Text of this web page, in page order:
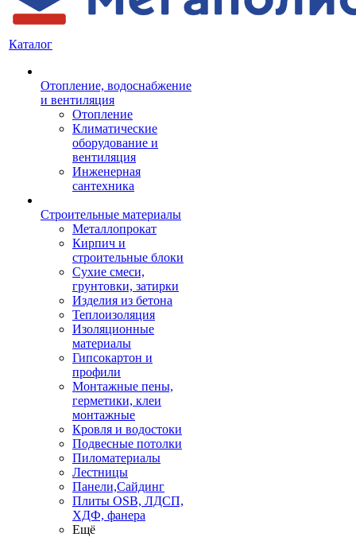
Каталог
Отопление, водоснабжение
и вентиляция
Отопление
Климатические
оборудование и
вентиляция
Инженерная
сантехника
Строительные материалы
Металлопрокат
Кирпич и
строительные блоки
Сухие смеси,
грунтовки, затирки
Изделия из бетона
Теплоизоляция
Изоляционные
материалы
Гипсокартон и
профили
Монтажные пены,
герметики, клеи
монтажные
Кровля и водостоки
Подвесные потолки
Пиломатериалы
Лестницы
Панели,Сайдинг
Плиты OSB, ЛДСП,
ХДФ, фанера
Ещё